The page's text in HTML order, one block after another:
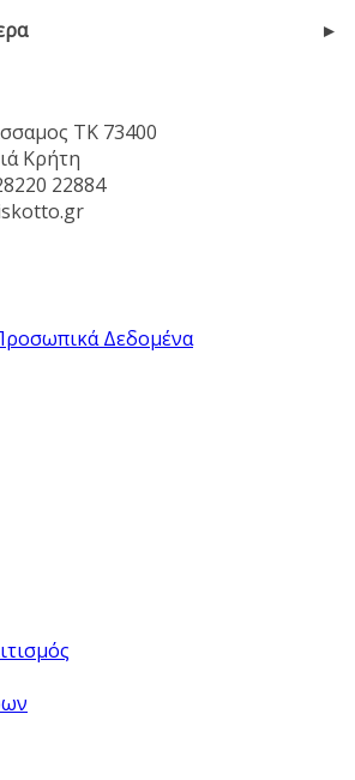
ΤΚ 73400
Κρήτη
22884
Δεδομένα